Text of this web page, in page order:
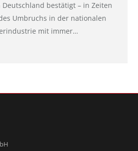
bestätigt – in Zeiten
Umbruchs in der nationalen
mit immer…